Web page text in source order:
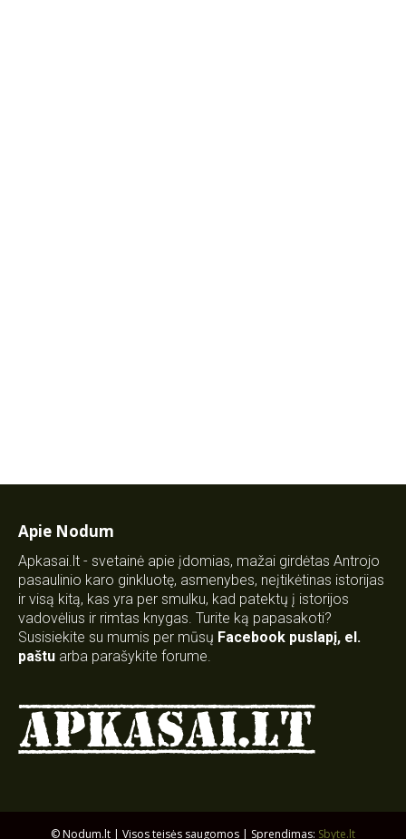
Apie Nodum
Apkasai.lt - svetainė apie įdomias, mažai girdėtas Antrojo
pasaulinio karo ginkluotę, asmenybes, neįtikėtinas istorijas
ir visą kitą, kas yra per smulku, kad patektų į istorijos
vadovėlius ir rimtas knygas. Turite ką papasakoti?
Susisiekite su mumis per mūsų Facebook puslapį, el.
paštu arba parašykite forume.
© Nodum.lt | Visos teisės saugomos | Sprendimas: Sbyte.lt